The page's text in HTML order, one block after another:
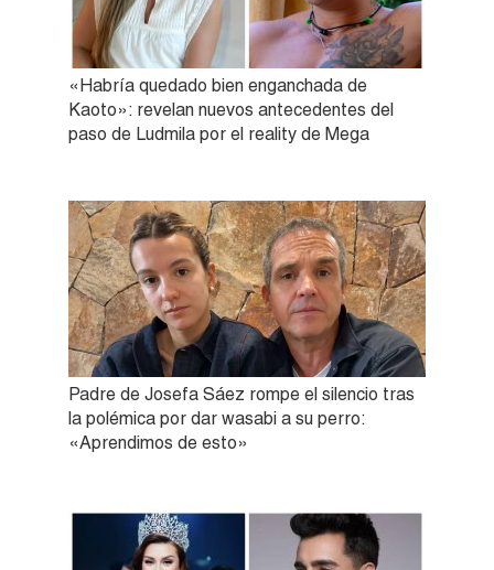
«Habría quedado bien enganchada de
Kaoto»: revelan nuevos antecedentes del
paso de Ludmila por el reality de Mega
Padre de Josefa Sáez rompe el silencio tras
la polémica por dar wasabi a su perro:
«Aprendimos de esto»